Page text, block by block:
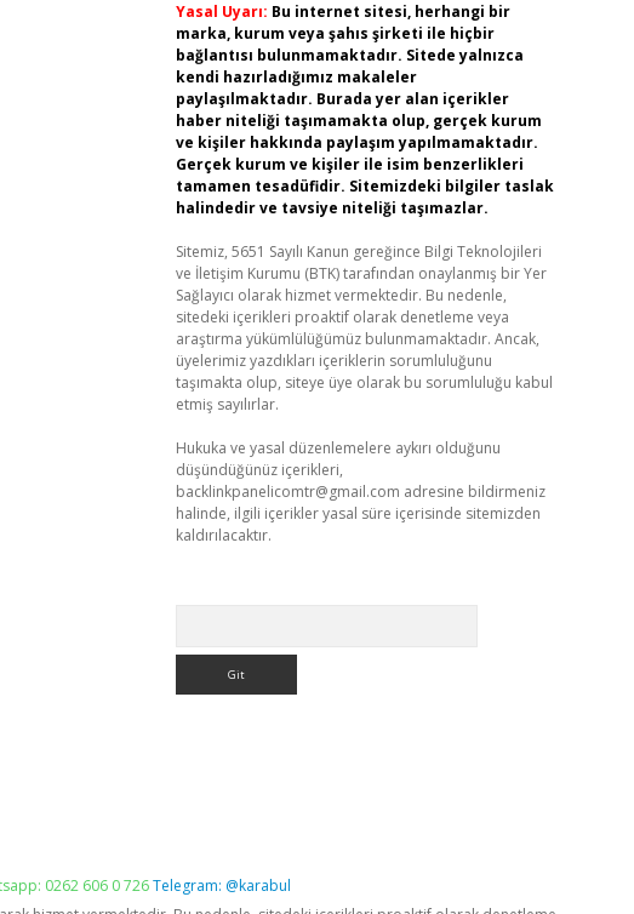
Yasal Uyarı: Bu internet sitesi, herhangi bir
marka, kurum veya şahıs şirketi ile hiçbir
bağlantısı bulunmamaktadır. Sitede yalnızca
kendi hazırladığımız makaleler
paylaşılmaktadır. Burada yer alan içerikler
haber niteliği taşımamakta olup, gerçek kurum
ve kişiler hakkında paylaşım yapılmamaktadır.
Gerçek kurum ve kişiler ile isim benzerlikleri
tamamen tesadüfidir. Sitemizdeki bilgiler taslak
halindedir ve tavsiye niteliği taşımazlar.
Sitemiz, 5651 Sayılı Kanun gereğince Bilgi Teknolojileri
ve İletişim Kurumu (BTK) tarafından onaylanmış bir Yer
Sağlayıcı olarak hizmet vermektedir. Bu nedenle,
sitedeki içerikleri proaktif olarak denetleme veya
araştırma yükümlülüğümüz bulunmamaktadır. Ancak,
üyelerimiz yazdıkları içeriklerin sorumluluğunu
taşımakta olup, siteye üye olarak bu sorumluluğu kabul
etmiş sayılırlar.
Hukuka ve yasal düzenlemelere aykırı olduğunu
düşündüğünüz içerikleri,
backlinkpanelicomtr@gmail.com adresine bildirmeniz
halinde, ilgili içerikler yasal süre içerisinde sitemizden
kaldırılacaktır.
0262 606 0 726Telegram: @karabul